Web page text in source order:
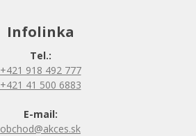
Infolinka
Tel.:
+421 918 492 777
+421 41 500 6883
E-mail:
obchod@akces.sk